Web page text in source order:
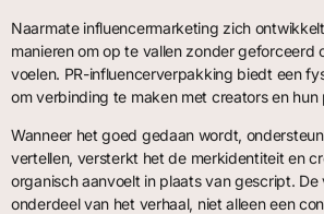
Naarmate influencermarketing zich
manieren om op te vallen zonder geforceerd
voelen. PR-influencerverpakking biedt een
om verbinding te maken met creators en hun
Wanneer het goed gedaan wordt,
vertellen, versterkt het de merkidentiteit en
organisch aanvoelt in plaats van gescript.
onderdeel van het verhaal, niet alleen een